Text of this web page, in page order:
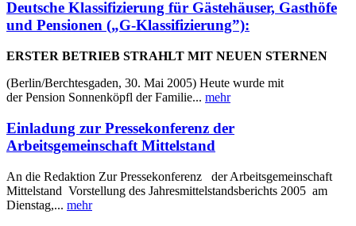
Deutsche Klassifizierung für Gästehäuser, Gasthöfe
und Pensionen („G-Klassifizierung”):
ERSTER BETRIEB STRAHLT MIT NEUEN STERNEN
(Berlin/Berchtesgaden, 30. Mai 2005) Heute wurde mit
der Pension Sonnenköpfl der Familie... mehr
Einladung zur Pressekonferenz der
Arbeitsgemeinschaft Mittelstand
An die Redaktion Zur Pressekonferenz der Arbeitsgemeinschaft
Mittelstand Vorstellung des Jahresmittelstandsberichts 2005 am
Dienstag,... mehr